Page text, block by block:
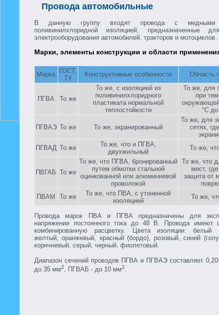
Провода автомобильные
В данную группу входят провода с
поливинилхлоридной изоляцией, предназначенные
электрооборудования автомобилей, тракторов и мотоциклов.
Марки, элементы конструкции и области
Марка
ГОСТ,
ТУ
Конструктивные особенности Область
ПГВА То же
То же, с изоляцией из
поливинилхлоридного
пластиката нормальной
теплостойкости
То же, для
при
°С
ПГВАЭ То же То же, экранированный
То же, для
сетях,
ПГВАД То же
То же, что и ПГВА,
двухжильный
То же,
ПВГАБ То же
То же, что ПГВА, бронированный
путем обмотки стальной
оцинкованной или алюминиевой
проволокой
То же, что
мест,
защита от
ПВАМ
То же
То же, что ПВА, с утоненной
изоляцией
То же,
Провода марок ПВА и ПГВА предназначены для
напряжении постоянного тока до 48 В. Провода имеют
комбинированную расцветку. Цвета изоляции: белый
желтый, оранжевый, красный (бордо), розовый, синий
коричневый, серый, черный, фиолетовый.
Диапазон сечений проводов ПГВА и ПГВАЭ составляет
до 35 мм2, ПГВАБ - до 10 мм2.